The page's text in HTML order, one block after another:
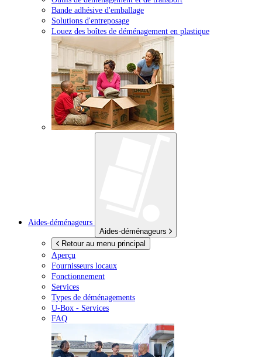
Bande adhésive d'emballage
Solutions d'entreposage
Louez des boîtes de déménagement en plastique
Aides-déménageurs
Aides-déménageurs
Retour au menu principal
Aperçu
Fournisseurs locaux
Fonctionnement
Services
Types de déménagements
U-Box - Services
FAQ